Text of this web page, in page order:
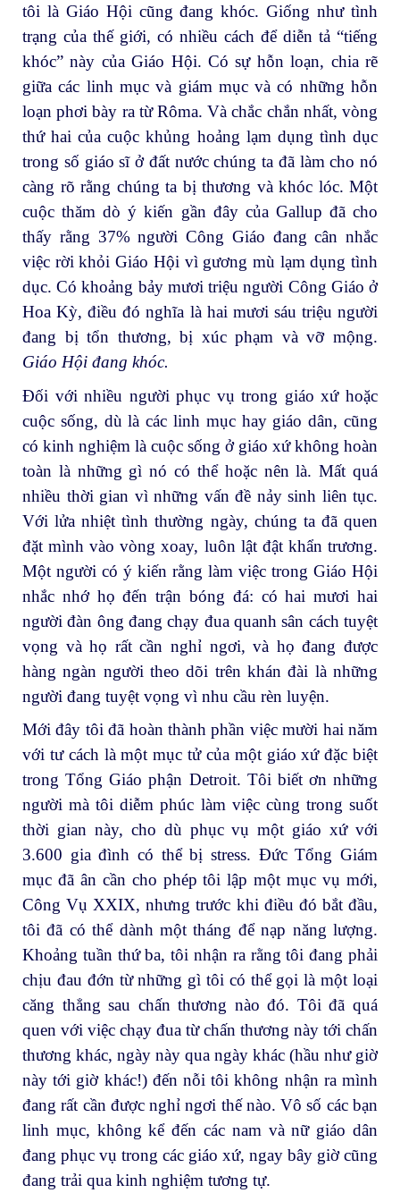
tôi là Giáo Hội cũng đang khóc. Giống như tình
trạng của thế giới, có nhiều cách để diễn tả “tiếng
khóc” này của Giáo Hội. Có sự hỗn loạn, chia rẽ
giữa các linh mục và giám mục và có những hỗn
loạn phơi bày ra từ Rôma. Và chắc chắn nhất, vòng
thứ hai của cuộc khủng hoảng lạm dụng tình dục
trong số giáo sĩ ở đất nước chúng ta đã làm cho nó
càng rõ rằng chúng ta bị thương và khóc lóc. Một
cuộc thăm dò ý kiến gần đây của Gallup đã cho
thấy rằng 37% người Công Giáo đang cân nhắc
việc rời khỏi Giáo Hội vì gương mù lạm dụng tình
dục. Có khoảng bảy mươi triệu người Công Giáo ở
Hoa Kỳ, điều đó nghĩa là hai mươi sáu triệu người
đang bị tổn thương, bị xúc phạm và vỡ mộng.
Giáo Hội đang khóc.
Đối với nhiều người phục vụ trong giáo xứ hoặc
cuộc sống, dù là các linh mục hay giáo dân, cũng
có kinh nghiệm là cuộc sống ở giáo xứ không hoàn
toàn là những gì nó có thể hoặc nên là. Mất quá
nhiều thời gian vì những vấn đề nảy sinh liên tục.
Với lửa nhiệt tình thường ngày, chúng ta đã quen
đặt mình vào vòng xoay, luôn lật đật khẩn trương.
Một người có ý kiến rằng làm việc trong Giáo Hội
nhắc nhớ họ đến trận bóng đá: có hai mươi hai
người đàn ông đang chạy đua quanh sân cách tuyệt
vọng và họ rất cần nghỉ ngơi, và họ đang được
hàng ngàn người theo dõi trên khán đài là những
người đang tuyệt vọng vì nhu cầu rèn luyện.
Mới đây tôi đã hoàn thành phần việc mười hai năm
với tư cách là một mục tử của một giáo xứ đặc biệt
trong Tổng Giáo phận Detroit. Tôi biết ơn những
người mà tôi diễm phúc làm việc cùng trong suốt
thời gian này, cho dù phục vụ một giáo xứ với
3.600 gia đình có thể bị stress. Đức Tổng Giám
mục đã ân cần cho phép tôi lập một mục vụ mới,
Công Vụ XXIX, nhưng trước khi điều đó bắt đầu,
tôi đã có thể dành một tháng để nạp năng lượng.
Khoảng tuần thứ ba, tôi nhận ra rằng tôi đang phải
chịu đau đớn từ những gì tôi có thể gọi là một loại
căng thẳng sau chấn thương nào đó. Tôi đã quá
quen với việc chạy đua từ chấn thương này tới chấn
thương khác, ngày này qua ngày khác (hầu như giờ
này tới giờ khác!) đến nỗi tôi không nhận ra mình
đang rất cần được nghỉ ngơi thế nào. Vô số các bạn
linh mục, không kể đến các nam và nữ giáo dân
đang phục vụ trong các giáo xứ, ngay bây giờ cũng
đang trải qua kinh nghiệm tương tự.